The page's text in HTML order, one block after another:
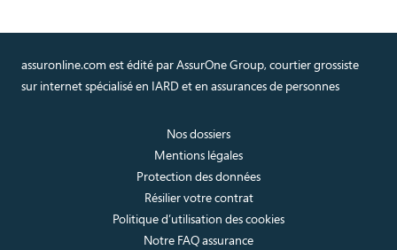
assuronline.com est édité par AssurOne Group, courtier grossiste
sur internet spécialisé en IARD et en assurances de personnes
Nos dossiers
Mentions légales
Protection des données
Résilier votre contrat
Politique d’utilisation des cookies
Notre FAQ assurance